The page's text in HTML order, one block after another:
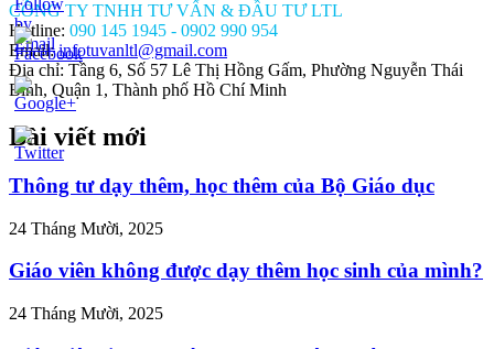
co-
CÔNG TY TNHH TƯ VẤN & ĐẦU TƯ LTL
Hotline: 090 145 1945 - 0902 990 954
Email:infotuvanltl@gmail.com
Địa chỉ: Tầng 6, Số 57 Lê Thị Hồng Gấm, Phường Nguyễn Thái
Bình, Quận 1, Thành phố Hồ Chí Minh
Bài viết mới
Thông tư dạy thêm, học thêm của Bộ Giáo dục
24 Tháng Mười, 2025
Giáo viên không được dạy thêm học sinh của mình?
24 Tháng Mười, 2025